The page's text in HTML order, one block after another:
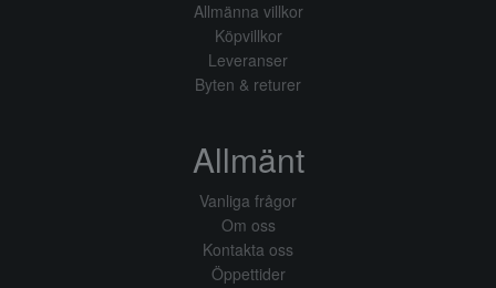
Allmänna villkor
Köpvillkor
Leveranser
Byten & returer
Allmänt
Vanliga frågor
Om oss
Kontakta oss
Öppettider